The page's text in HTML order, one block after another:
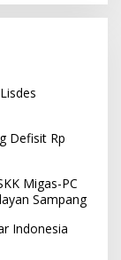
Defisit Rp
Migas-PC
Sampang
Indonesia